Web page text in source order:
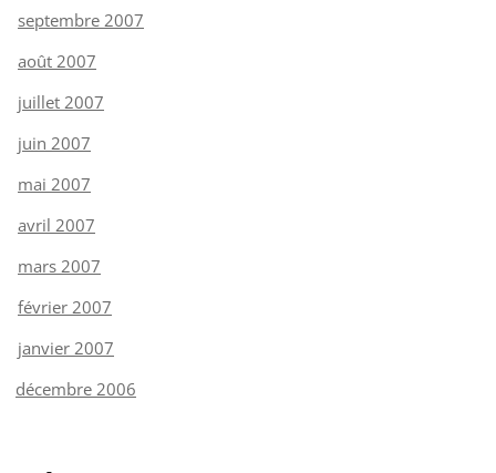
septembre 2007
août 2007
juillet 2007
juin 2007
mai 2007
avril 2007
mars 2007
février 2007
janvier 2007
décembre 2006